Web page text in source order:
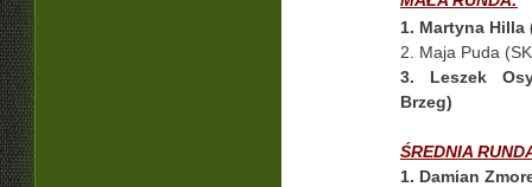
1. Martyna Hilla
2. Maja Puda
3. Leszek
Brzeg)
ŚREDNIA
1. Damian